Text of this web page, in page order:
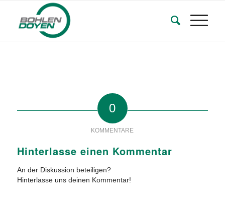
0
KOMMENTARE
Hinterlasse einen Kommentar
An der Diskussion beteiligen?
Hinterlasse uns deinen Kommentar!